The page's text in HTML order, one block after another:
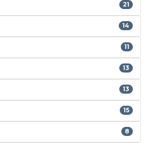
21
14
11
13
13
15
8